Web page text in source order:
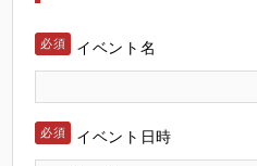
イベント名
イベント日時